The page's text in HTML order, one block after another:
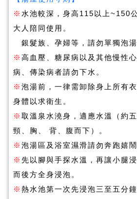
※ 水池較深，身高115以上~150
大人陪同使用。
銀髮族、孕婦等，請勿單獨泡
※ 高血壓、糖尿病以及其他慢性
病、傳染病者請勿下水。
※ 泡湯前，一律需卸除身上所有
身體以求衛生。
※ 取溫泉水澆身，適應水溫（約
頸、胸、 背、腹而下）。
※ 泡湯區及浴室濕滑請勿奔跑嬉鬧
※ 先以腳與手探水溫，再讓小腿
而後方全身浸泡。
※ 熱水池第一次先浸泡三至五分